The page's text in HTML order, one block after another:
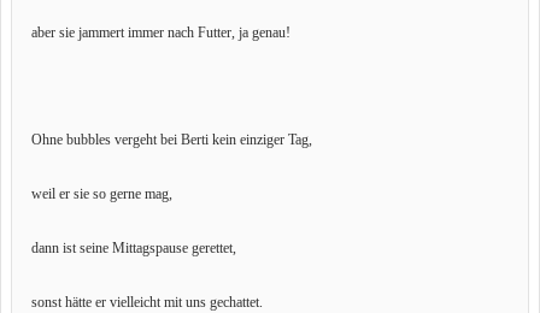
aber sie jammert immer nach Futter, ja genau!
Ohne bubbles vergeht bei Berti kein einziger Tag,
weil er sie so gerne mag,
dann ist seine Mittagspause gerettet,
sonst hätte er vielleicht mit uns gechattet.